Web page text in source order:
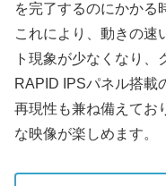
を完了するのにかかる
これにより、動きの速
ト現象が少なくなり、
RAPID IPSパネル搭載
再現性も兼ね備えてお
な映像が楽しめます。